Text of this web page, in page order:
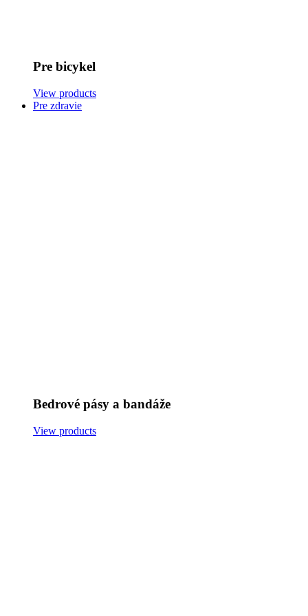
Pre bicykel
View products
Pre zdravie
Bedrové pásy a bandáže
View products